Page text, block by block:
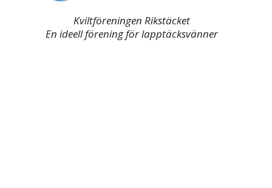
Kviltföreningen Rikstäcket
En ideell förening för lapptäcksvänner